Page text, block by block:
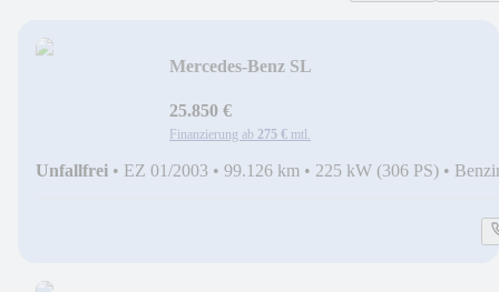
Mercedes-Benz SL
25.850 €
Finanzierung ab 275 € mtl.
Unfallfrei • EZ 01/2003 • 99.126 km • 225 kW (306 PS) •